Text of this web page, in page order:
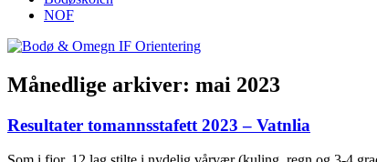
NOF
Månedlige arkiver: mai 2023
Resultater tomannsstafett 2023 – Vatnlia